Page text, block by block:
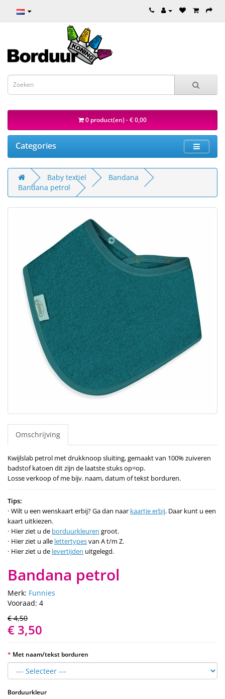
0 product(en) - € 0,00
Categories
Baby textiel
Bandana
Bandana petrol
Omschrijving
Kwijlslab petrol met drukknoop sluiting, gemaakt van 100% zuiveren
badstof katoen dit zijn de laatste stuks op=op.
Losse verkoop of me bijv. naam, datum of tekst borduren.
Tips:
Wilt u een wenskaart erbij? Ga dan naar kaartje erbij. Daar kunt u een
kaart uitkiezen.
Hier ziet u de borduurkleuren groot.
Hier ziet u alle lettertypesvan A t/m Z.
Hier ziet u de levertijden uitgelegd.
Bandana petrol
Merk: Funnies
Vooraad: 4
€ 4,50
€ 3,50
Met naam/tekst borduren
Borduurkleur